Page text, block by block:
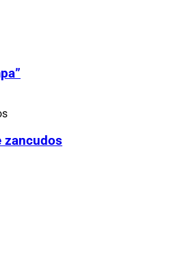
zancudos